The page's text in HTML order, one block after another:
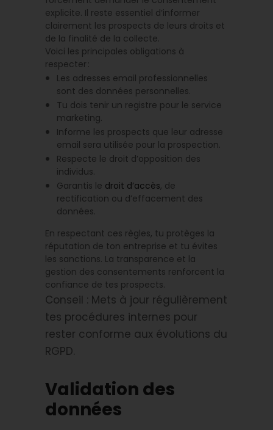
explicite. Il reste essentiel d’informer
clairement les prospects de leurs droits et
de la finalité de la collecte.
Voici les principales obligations à
respecter :
Les adresses email professionnelles
sont des données personnelles.
Tu dois tenir un registre pour le service
marketing.
Informe les prospects que leur adresse
email sera utilisée pour la prospection.
Respecte le droit d’opposition des
individus.
Garantis le droit d’accès, de
rectification ou d’effacement des
données.
En respectant ces règles, tu protèges la
réputation de ton entreprise et tu évites
les sanctions. La transparence et la
gestion des consentements renforcent la
confiance de tes prospects.
Conseil : Mets à jour régulièrement
tes procédures internes pour
rester conforme aux évolutions du
RGPD.
Validation des
données